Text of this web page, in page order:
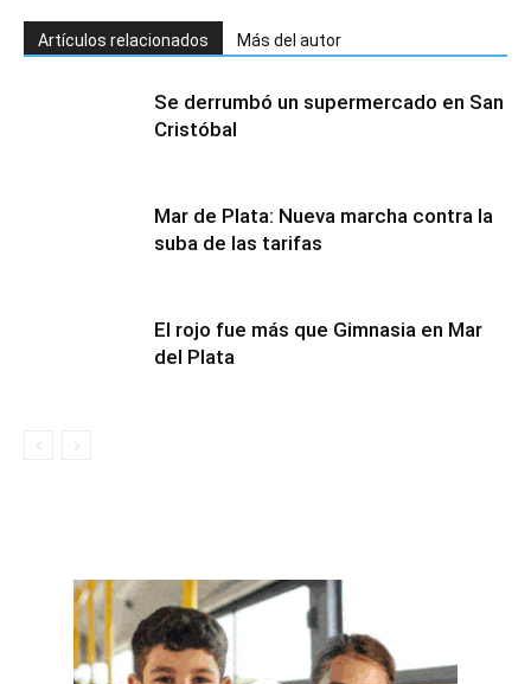
Artículos relacionados Más del autor
Se derrumbó un supermercado en San
Cristóbal
Mar de Plata: Nueva marcha contra la
suba de las tarifas
El rojo fue más que Gimnasia en Mar
del Plata